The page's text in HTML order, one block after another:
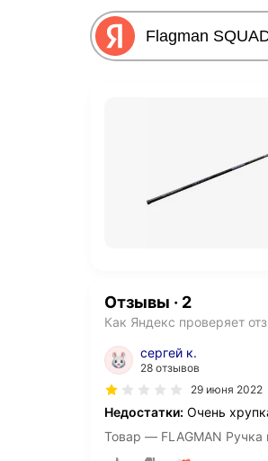
Отзывы · 2
Как Яндекс проверяет
сергей к.
28 отзывов
29 июня 2022
Недостатки: Очень
Товар — FLAGMAN Ручка